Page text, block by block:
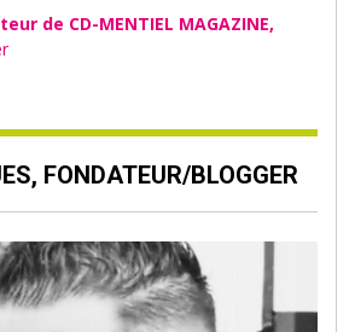
de CD-MENTIEL MAGAZINE,
FONDATEUR/BLOGGER